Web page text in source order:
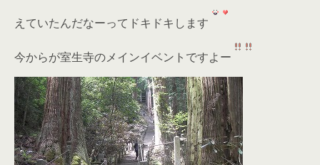
えていたんだなーってドキドキします
今からが室生寺のメインイベントですよー